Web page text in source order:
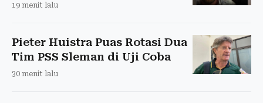
19 menit lalu
Pieter Huistra Puas Rotasi Dua
Tim PSS Sleman di Uji Coba
30 menit lalu